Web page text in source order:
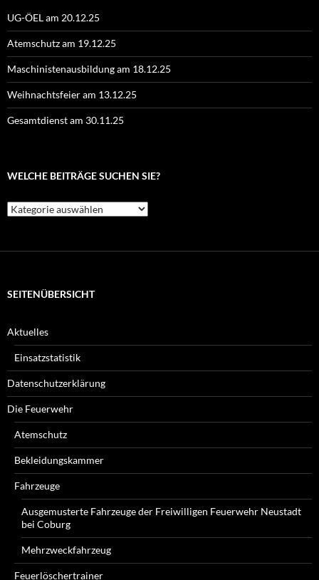
UG-ÖEL am 20.12.25
Atemschutz am 19.12.25
Maschinistenausbildung am 18.12.25
Weihnachtsfeier am 13.12.25
Gesamtdienst am 30.11.25
WELCHE BEITRÄGE SUCHEN SIE?
Welche
Beiträge
SEITENÜBERSICHT
Aktuelles
Einsatzstatistik
Datenschutzerklärung
Die Feuerwehr
Atemschutz
Bekleidungskammer
Fahrzeuge
Ausgemusterte Fahrzeuge der Freiwilligen Feuerwehr Neustadt
bei Coburg
Mehrzweckfahrzeug
Feuerlöschertrainer